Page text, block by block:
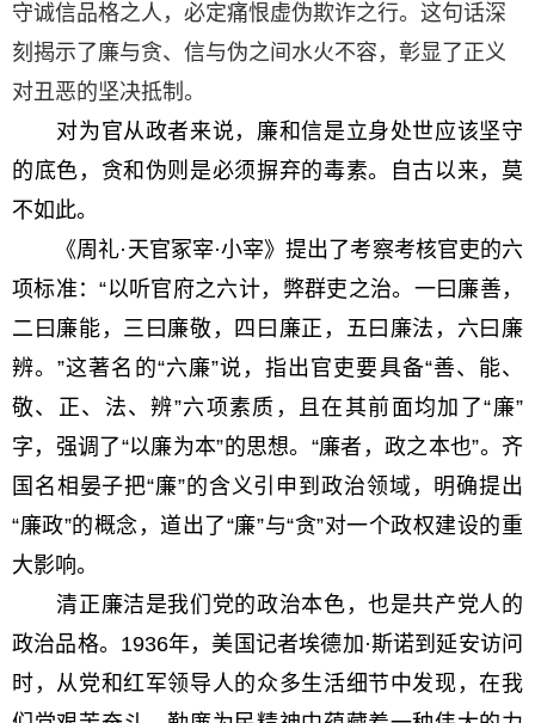
守诚信品格之人，必定痛恨虚伪欺诈之行。这句话深
刻揭示了廉与贪、信与伪之间水火不容，彰显了正义
对丑恶的坚决抵制。
对为官从政者来说，廉和信是立身处世应该坚守
的底色，贪和伪则是必须摒弃的毒素。自古以来，莫
不如此。
《周礼·天官冢宰·小宰》提出了考察考核官吏的六
项标准：“以听官府之六计，弊群吏之治。一曰廉善，
二曰廉能，三曰廉敬，四曰廉正，五曰廉法，六曰廉
辨。”这著名的“六廉”说，指出官吏要具备“善、能、
敬、正、法、辨”六项素质，且在其前面均加了“廉”
字，强调了“以廉为本”的思想。“廉者，政之本也”。齐
国名相晏子把“廉”的含义引申到政治领域，明确提出
“廉政”的概念，道出了“廉”与“贪”对一个政权建设的重
大影响。
清正廉洁是我们党的政治本色，也是共产党人的
政治品格。1936年，美国记者埃德加·斯诺到延安访问
时，从党和红军领导人的众多生活细节中发现，在我